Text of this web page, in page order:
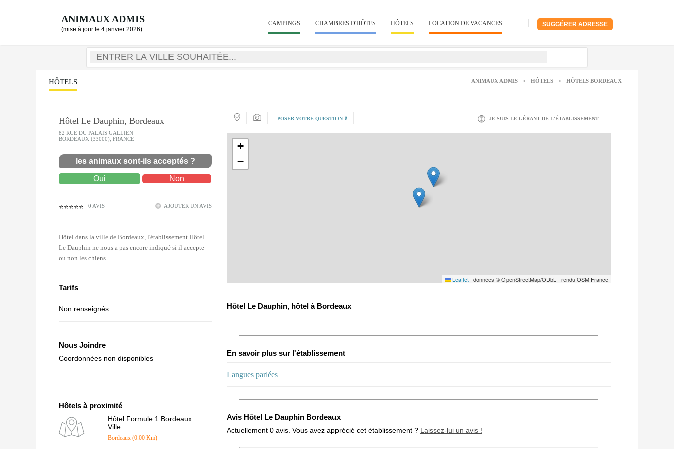
ANIMAUX ADMIS
(mise à jour le 4 janvier 2026)
SUGGÉRER ADRESSE
CAMPINGS CHAMBRES D'HÔTES HÔTELS LOCATION DE VACANCES
HÔTELS ANIMAUX ADMIS > HÔTELS > HÔTELS BORDEAUX
Hôtel Le Dauphin, Bordeaux
82 RUE DU PALAIS GALLIEN
BORDEAUX (33000), FRANCE
les animaux sont-ils acceptés ?
Oui Non
⭐⭐⭐⭐⭐ 0 AVIS AJOUTER UN AVIS
Hôtel dans la ville de Bordeaux, l'établissement Hôtel
Le Dauphin ne nous a pas encore indiqué si il accepte
ou non les chiens.
Tarifs
Non renseignés
Nous Joindre
Coordonnées non disponibles
Hôtels à proximité
Hôtel Formule 1 Bordeaux
Ville
Bordeaux (0.00 Km)
POSER VOTRE QUESTION ❓ JE SUIS LE GÉRANT DE L'ÉTABLISSEMENT
+
−
Leaflet | données © OpenStreetMap/ODbL - rendu OSM France
Hôtel Le Dauphin, hôtel à Bordeaux
En savoir plus sur l'établissement
Langues parlées
Avis Hôtel Le Dauphin Bordeaux
Actuellement 0 avis. Vous avez apprécié cet établissement ? Laissez-lui un avis !